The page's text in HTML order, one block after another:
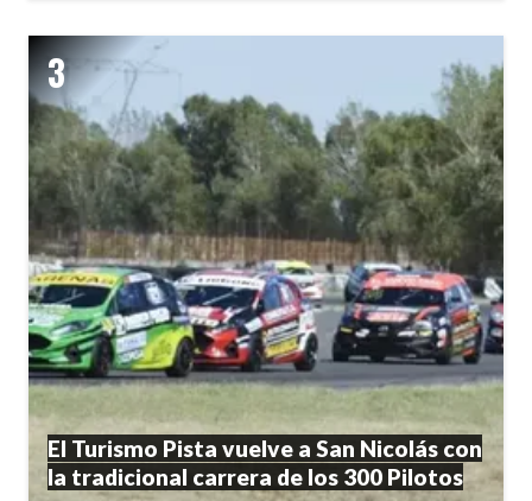
El Turismo Pista vuelve a San Nicolás con
la tradicional carrera de los 300 Pilotos